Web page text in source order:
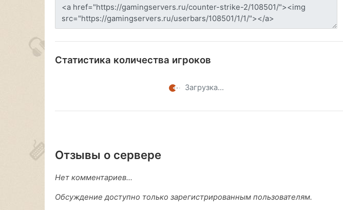
Статистика количества игроков
Загрузка...
Отзывы о сервере
Нет комментариев...
Обсуждение доступно только зарегистрированным пользователям.